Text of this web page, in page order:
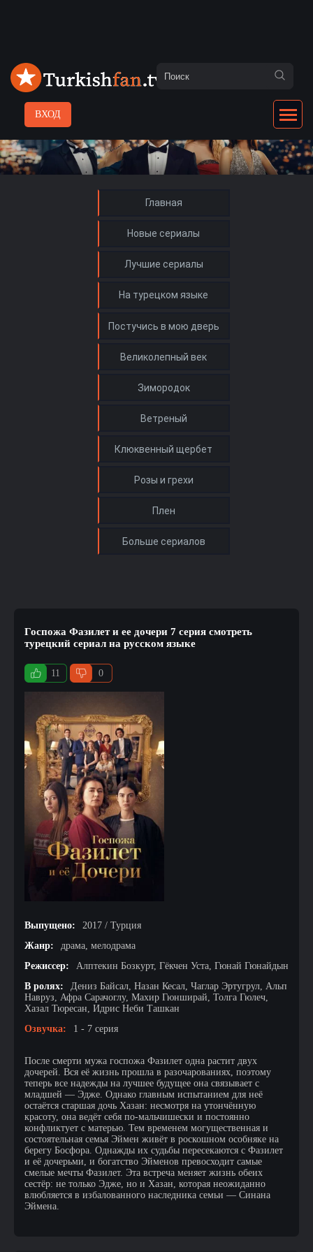
ВХОД
Главная
Новые сериалы
Лучшие сериалы
На турецком языке
Госпожа Фазилет и ее дочери 7 серия смотреть
турецкий сериал на русском языке
11 0
Выпущено:
2017 / Турция
Жанр:
драма, мелодрама
Режиссер:
Алптекин Бозкурт, Гёкчен Уста, Гюнай Гюнайдын
В ролях:
Дениз Байсал, Назан Кесал, Чаглар Эртугрул, Альп
Навруз, Афра Сарачоглу, Махир Гюнширай, Толга Гюлеч,
Хазал Тюресан, Идрис Неби Ташкан
Озвучка:
1 - 7 серия
После смерти мужа госпожа Фазилет одна растит двух
дочерей. Вся её жизнь прошла в разочарованиях, поэтому
теперь все надежды на лучшее будущее она связывает с
младшей — Эдже. Однако главным испытанием для неё
остаётся старшая дочь Хазан: несмотря на утончённую
красоту, она ведёт себя по-мальчишески и постоянно
конфликтует с матерью. Тем временем могущественная и
состоятельная семья Эймен живёт в роскошном особняке на
берегу Босфора. Однажды их судьбы пересекаются с Фазилет
и её дочерьми, и богатство Эйменов превосходит самые
смелые мечты Фазилет. Эта встреча меняет жизнь обеих
сестёр: не только Эдже, но и Хазан, которая неожиданно
влюбляется в избалованного наследника семьи — Синана
Эймена.